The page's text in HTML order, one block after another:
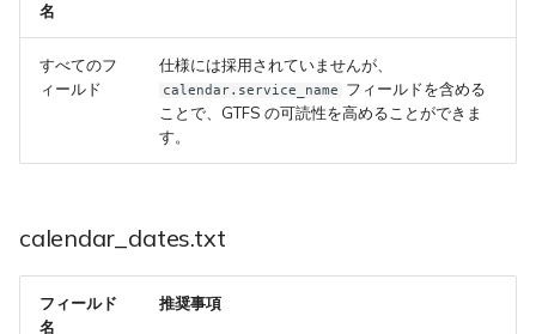
名
すべてのフ
ィールド
仕様には採用されていませんが、
calendar.service_name
フィールドを含める
ことで、GTFS の可読性を高めることができま
す。
calendar_dates.txt
フィールド
名
推奨事項